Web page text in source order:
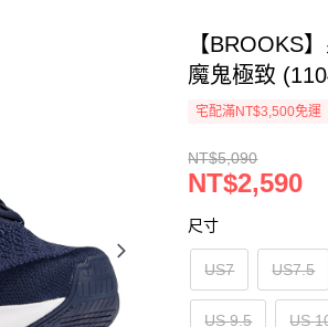
【BROOKS
魔鬼極致
宅配滿NT$3,500免運
NT$5,090
NT$2,590
尺寸
US7 US7.5
US 9.5 US